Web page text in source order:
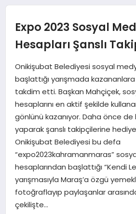
ÇAĞLAYANCERİT
BİZE ULAŞIN
GÖKSUN
TÜRKOĞLU
PAZARCIK
KÜNYE
Expo 2023 Sosyal
Hesapları Şanslı
Onikişubat Belediyesi sosyal
başlattığı yarışmada
takdim etti. Başkan Mahçiçek,
hesaplarını en aktif şekilde
gönlünü kazanıyor. Daha önce de
yaparak şanslı takipçilerine
Onikişubat Belediyesi bu defa
“expo2023kahramanmaras”
hesaplarından başlattığı “Kendi
yarışmasıyla Maraş’a özgü
fotoğraflayıp paylaşanlar
çekilişte…